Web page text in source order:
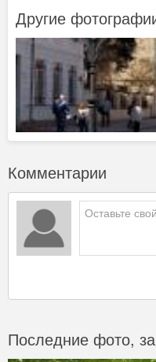
Другие
Комментарии
Последние фото,